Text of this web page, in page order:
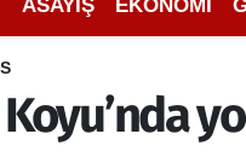
ASAYİŞ EKONOMİ